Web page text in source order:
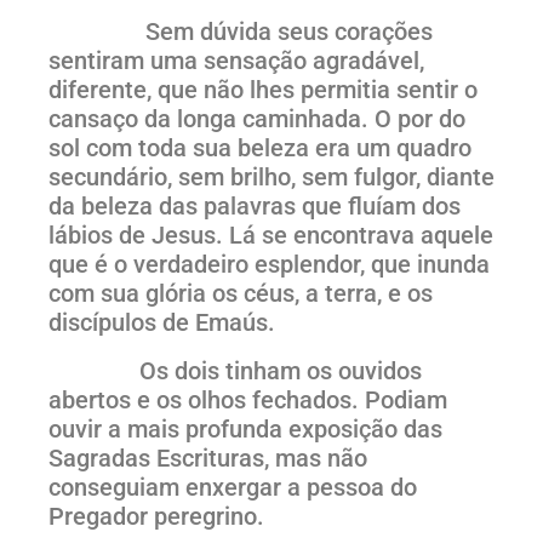
Sem dúvida seus corações
sentiram uma sensação agradável,
diferente, que não lhes permitia sentir o
cansaço da longa caminhada. O por do
sol com toda sua beleza era um quadro
secundário, sem brilho, sem fulgor, diante
da beleza das palavras que fluíam dos
lábios de Jesus. Lá se encontrava aquele
que é o verdadeiro esplendor, que inunda
com sua glória os céus, a terra, e os
discípulos de Emaús.
Os dois tinham os ouvidos
abertos e os olhos fechados. Podiam
ouvir a mais profunda exposição das
Sagradas Escrituras, mas não
conseguiam enxergar a pessoa do
Pregador peregrino.